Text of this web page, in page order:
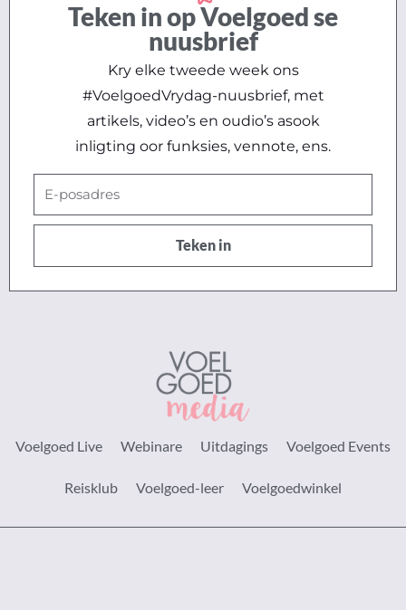
Teken in op Voelgoed se
nuusbrief
Kry elke tweede week ons
#VoelgoedVrydag-nuusbrief, met
artikels, video’s en oudio’s asook
inligting oor funksies, vennote, ens.
E-
posadres
Teken in
Voelgoed Live Webinare Uitdagings Voelgoed Events
Reisklub Voelgoed-leer Voelgoedwinkel